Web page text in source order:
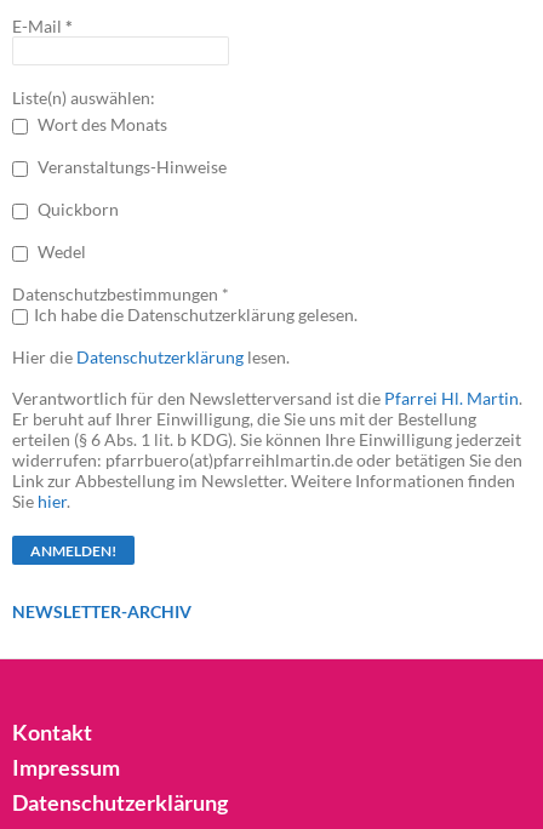
E-Mail *
Liste(n) auswählen:
Wort des Monats
Veranstaltungs-Hinweise
Quickborn
Wedel
Datenschutzbestimmungen *
Ich habe die Datenschutzerklärung gelesen.
Hier die Datenschutzerklärung lesen.
Verantwortlich für den Newsletterversand ist die Pfarrei Hl. Martin.
Er beruht auf Ihrer Einwilligung, die Sie uns mit der Bestellung
erteilen (§ 6 Abs. 1 lit. b KDG). Sie können Ihre Einwilligung jederzeit
widerrufen: pfarrbuero(at)pfarreihlmartin.de oder betätigen Sie den
Link zur Abbestellung im Newsletter. Weitere Informationen finden
Sie hier.
NEWSLETTER-ARCHIV
Kontakt
Impressum
Datenschutzerklärung